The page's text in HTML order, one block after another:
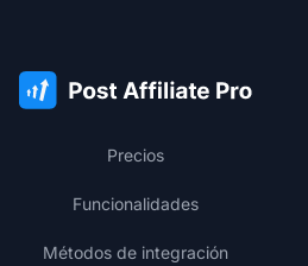
Precios
Funcionalidades
Métodos de integración